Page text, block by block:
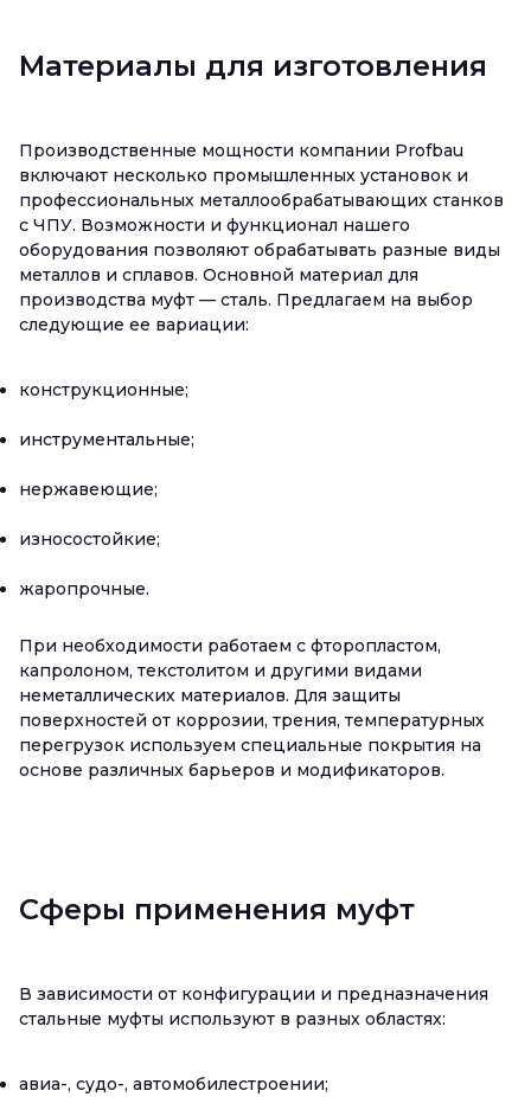
Материалы для изготовления
Производственные мощности компании Profbau
включают несколько промышленных установок и
профессиональных металлообрабатывающих станков
с ЧПУ. Возможности и функционал нашего
оборудования позволяют обрабатывать разные виды
металлов и сплавов. Основной материал для
производства муфт — сталь. Предлагаем на выбор
следующие ее вариации:
конструкционные;
инструментальные;
нержавеющие;
износостойкие;
жаропрочные.
При необходимости работаем с фторопластом,
капролоном, текстолитом и другими видами
неметаллических материалов. Для защиты
поверхностей от коррозии, трения, температурных
перегрузок используем специальные покрытия на
основе различных барьеров и модификаторов.
Сферы применения муфт
В зависимости от конфигурации и предназначения
стальные муфты используют в разных областях:
авиа-, судо-, автомобилестроении;